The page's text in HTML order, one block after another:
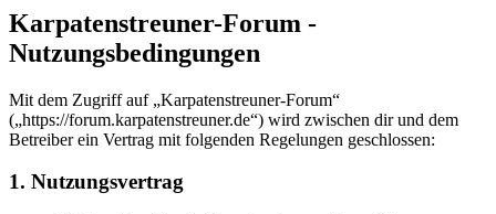
Karpatenstreuner-Forum -
Nutzungsbedingungen
Mit dem Zugriff auf „Karpatenstreuner-Forum“
(„https://forum.karpatenstreuner.de“) wird zwischen dir und dem
Betreiber ein Vertrag mit folgenden Regelungen geschlossen:
1. Nutzungsvertrag